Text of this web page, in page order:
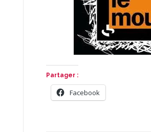
Partager :
Facebook